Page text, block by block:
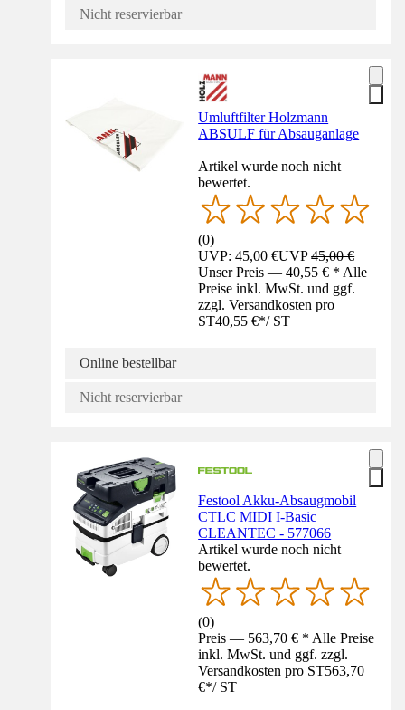
Nicht reservierbar
Umluftfilter Holzmann
ABSULF für Absauganlage
Artikel wurde noch nicht
bewertet.
(0)
UVP: 45,00 €UVP45,00 €
Unser Preis — 40,55 € * Alle
Preise inkl. MwSt. und ggf.
zzgl. Versandkosten pro
ST40,55 €*/ ST
Online bestellbar
Nicht reservierbar
Festool Akku-Absaugmobil
CTLC MIDI I-Basic
CLEANTEC - 577066
Artikel wurde noch nicht
bewertet.
(0)
Preis — 563,70 € * Alle Preise
inkl. MwSt. und ggf. zzgl.
Versandkosten pro ST563,70
€*/ ST